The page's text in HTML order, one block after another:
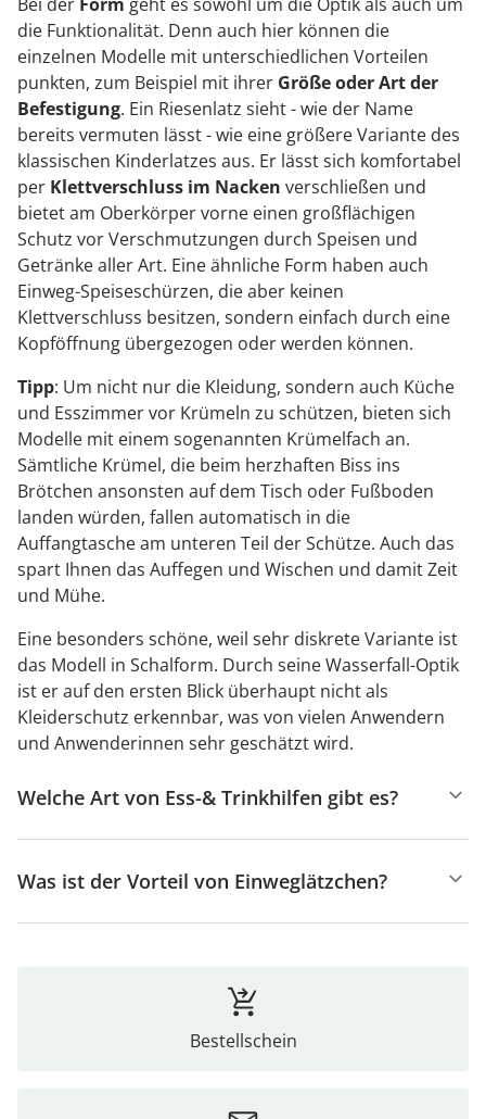
die Funktionalität. Denn auch hier können die
einzelnen Modelle mit unterschiedlichen Vorteilen
punkten, zum Beispiel mit ihrer Größe oder Art der
Befestigung. Ein Riesenlatz sieht - wie der Name
bereits vermuten lässt - wie eine größere Variante des
klassischen Kinderlatzes aus. Er lässt sich komfortabel
per Klettverschluss im Nacken verschließen und
bietet am Oberkörper vorne einen großflächigen
Schutz vor Verschmutzungen durch Speisen und
Getränke aller Art. Eine ähnliche Form haben auch
Einweg-Speiseschürzen, die aber keinen
Klettverschluss besitzen, sondern einfach durch eine
Kopföffnung übergezogen oder werden können.
Tipp: Um nicht nur die Kleidung, sondern auch Küche
und Esszimmer vor Krümeln zu schützen, bieten sich
Modelle mit einem sogenannten Krümelfach an.
Sämtliche Krümel, die beim herzhaften Biss ins
Brötchen ansonsten auf dem Tisch oder Fußboden
landen würden, fallen automatisch in die
Auffangtasche am unteren Teil der Schütze. Auch das
spart Ihnen das Auffegen und Wischen und damit Zeit
und Mühe.
Eine besonders schöne, weil sehr diskrete Variante ist
das Modell in Schalform. Durch seine Wasserfall-Optik
ist er auf den ersten Blick überhaupt nicht als
Kleiderschutz erkennbar, was von vielen Anwendern
und Anwenderinnen sehr geschätzt wird.
Welche Art von Ess-& Trinkhilfen gibt es?
Was ist der Vorteil von Einweglätzchen?
Bestellschein